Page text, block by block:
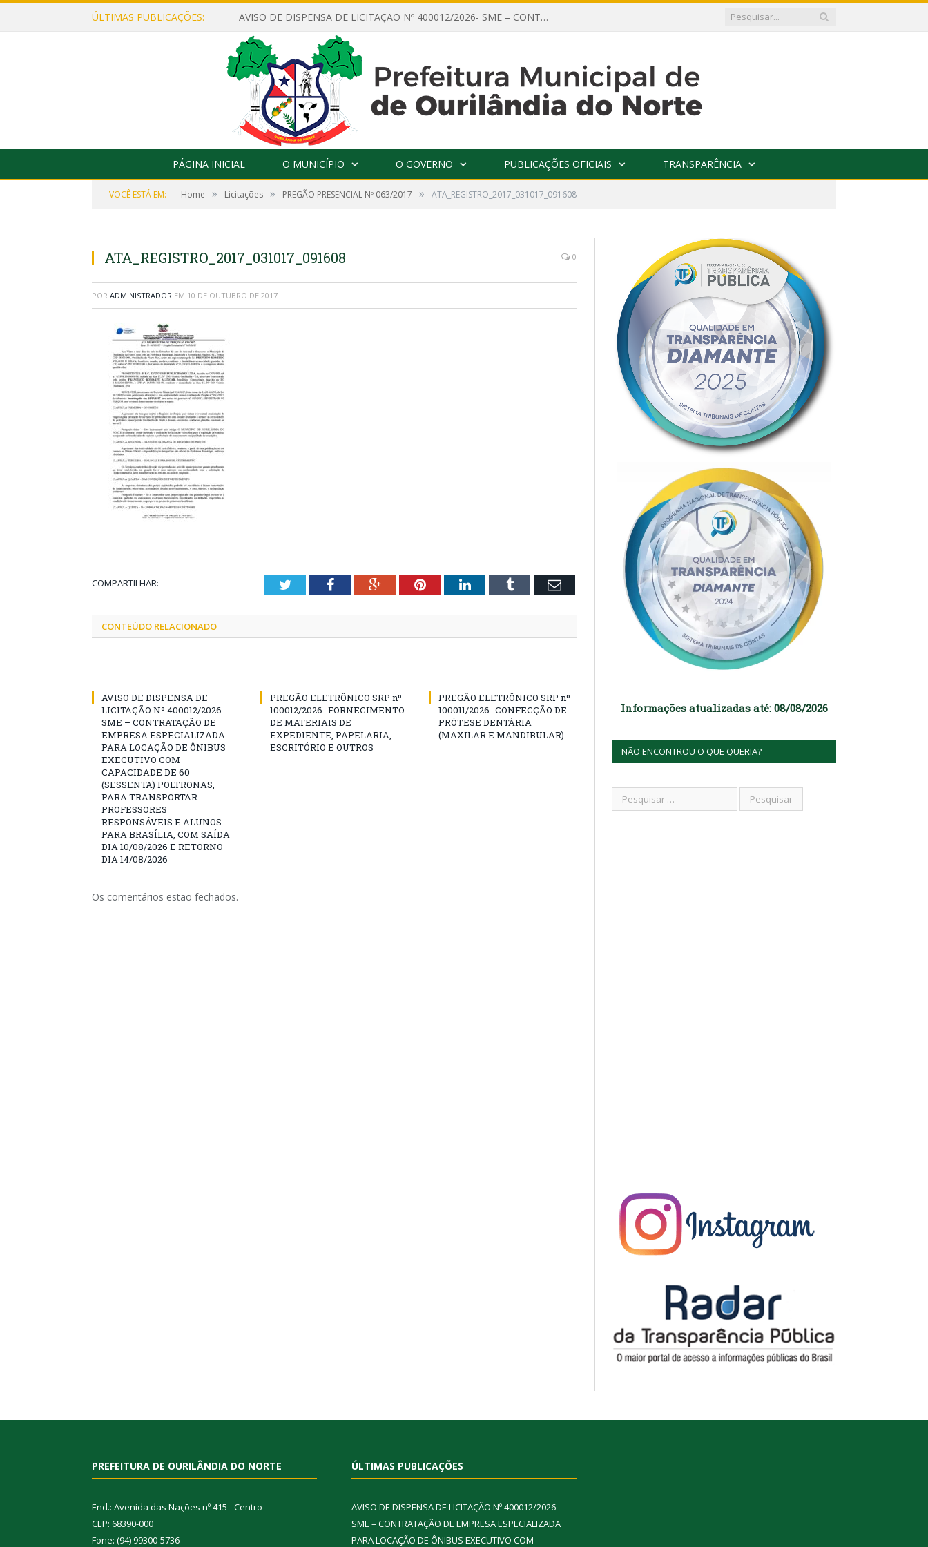
ÚLTIMAS PUBLICAÇÕES: AVISO DE DISPENSA DE LICITAÇÃO Nº 400012/2026- SME – CONTRATAÇÃO DE EMPRESA ESPECIALIZADA PARA LOCAÇÃO DE ÔNIBUS EXECUTIVO COM CAPACIDADE DE 60 (SESSENTA) POLTRONAS, PARA TRANSPORTAR PROFESSORES RESPONSÁVEIS E ALUNOS PARA BRASÍLIA, COM SAÍDA DIA 10/08/2026 E RETORNO DIA 14/08/2026
PÁGINA INICIAL O MUNICÍPIO O GOVERNO PUBLICAÇÕES OFICIAIS TRANSPARÊNCIA
VOCÊ ESTÁ EM: Home » Licitações » PREGÃO PRESENCIAL Nº 063/2017 » ATA_REGISTRO_2017_031017_091608
ATA_REGISTRO_2017_031017_091608 0
POR ADMINISTRADOR EM 10 DE OUTUBRO DE 2017
COMPARTILHAR: TwitterFacebookGoogle+PinterestLinkedInTumblr Email
CONTEÚDO RELACIONADO
AVISO DE DISPENSA DE
LICITAÇÃO Nº 400012/2026-
SME – CONTRATAÇÃO DE
EMPRESA ESPECIALIZADA
PARA LOCAÇÃO DE ÔNIBUS
EXECUTIVO COM
CAPACIDADE DE 60
(SESSENTA) POLTRONAS,
PARA TRANSPORTAR
PROFESSORES
RESPONSÁVEIS E ALUNOS
PARA BRASÍLIA, COM SAÍDA
DIA 10/08/2026 E RETORNO
DIA 14/08/2026
PREGÃO ELETRÔNICO SRP nº
100012/2026- FORNECIMENTO
DE MATERIAIS DE
EXPEDIENTE, PAPELARIA,
ESCRITÓRIO E OUTROS
PREGÃO ELETRÔNICO SRP nº
100011/2026- CONFECÇÃO DE
PRÓTESE DENTÁRIA
(MAXILAR E MANDIBULAR).
Os comentários estão fechados.
Informações atualizadas até: 08/08/2026
NÃO ENCONTROU O QUE QUERIA?
PREFEITURA DE OURILÂNDIA DO NORTE
End.: Avenida das Nações nº 415 - Centro
CEP: 68390-000
Fone: (94) 99300-5736
ÚLTIMAS PUBLICAÇÕES
AVISO DE DISPENSA DE LICITAÇÃO Nº 400012/2026-
SME – CONTRATAÇÃO DE EMPRESA ESPECIALIZADA
PARA LOCAÇÃO DE ÔNIBUS EXECUTIVO COM